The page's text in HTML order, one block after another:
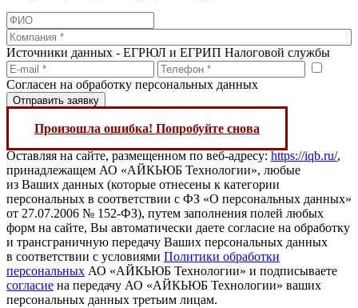
Источники данных - ЕГРЮЛ и ЕГРИП Налоговой службы
Согласен на обработку персональных данных
Произошла ошибка! Попробуйте снова
Оставляя на сайте, размещенном по веб-адресу: https://iqb.ru/,
принадлежащем АО «АЙКЬЮБ Технологии», любые
из Ваших данных (которые отнесены к категории
персональных в соответствии с ФЗ «О персональных данных»
от 27.07.2006 № 152-ФЗ), путем заполнения полей любых
форм на сайте, Вы автоматически даете согласие на обработку
и трансграничную передачу Ваших персональных данных
в соответствии с условиями Политики обработки
персональных АО «АЙКЬЮБ Технологии» и подписываете
согласие на передачу АО «АЙКЬЮБ Технологии» ваших
персональных данных третьим лицам.